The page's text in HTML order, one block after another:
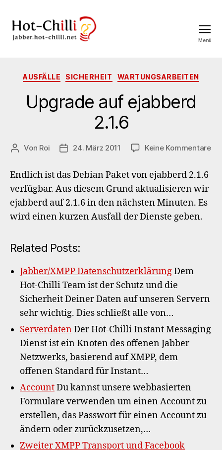
Menü
Kategorien
AUSFÄLLE SICHERHEIT WARTUNGSARBEITEN
Upgrade auf ejabberd
2.1.6
Beitragsautor
Von Roi Veröffentlichungsdatum
24. März 2011 Keine Kommentarezu
Endlich ist das Debian Paket von ejabberd 2.1.6
verfügbar. Aus diesem Grund aktualisieren wir
ejabberd auf 2.1.6 in den nächsten Minuten. Es
wird einen kurzen Ausfall der Dienste geben.
Related Posts:
Jabber/XMPP DatenschutzerklärungDem
Hot-Chilli Team ist der Schutz und die
Sicherheit Deiner Daten auf unseren Servern
sehr wichtig. Dies schließt alle von…
ServerdatenDer Hot-Chilli Instant Messaging
Dienst ist ein Knoten des offenen Jabber
Netzwerks, basierend auf XMPP, dem
offenen Standard für Instant…
AccountDu kannst unsere webbasierten
Formulare verwenden um einen Account zu
erstellen, das Passwort für einen Account zu
ändern oder zurückzusetzen,…
Zweiter XMPP Transport und Facebook